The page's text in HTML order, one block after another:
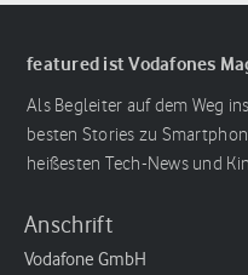
featured ist Vodafones
Als Begleiter auf dem Weg
besten Stories zu
heißesten Tech-News und
Anschrift
Vodafone GmbH